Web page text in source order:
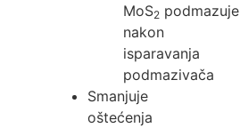
MoS2 podmazuje
nakon
isparavanja
podmazivača
Smanjuje
oštećenja